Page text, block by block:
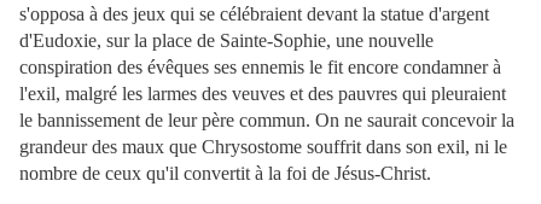
s'opposa à des jeux qui se célébraient devant la statue d'argent
d'Eudoxie, sur la place de Sainte-Sophie, une nouvelle
conspiration des évêques ses ennemis le fit encore condamner à
l'exil, malgré les larmes des veuves et des pauvres qui pleuraient
le bannissement de leur père commun. On ne saurait concevoir la
grandeur des maux que Chrysostome souffrit dans son exil, ni le
nombre de ceux qu'il convertit à la foi de Jésus-Christ.